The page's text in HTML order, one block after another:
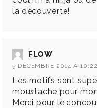
la découverte!
FLOW
5 DÉCEMBRE 2014 À 10:22
Les motifs sont
moustache pour
Merci pour le